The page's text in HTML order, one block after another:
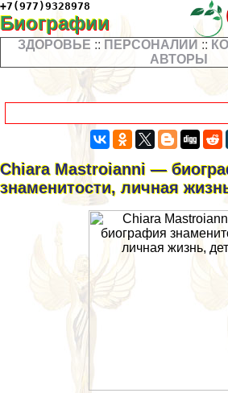
+7(977)9328978
Биографии
ЗДОРОВЬЕ :: ПЕРСОНАЛИИ ::
АВТОРЫ
Chiara Mastroianni —
знаменитости, личная